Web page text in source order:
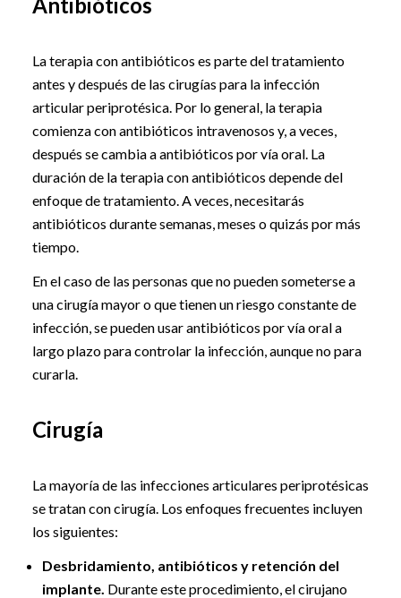
La terapia con antibióticos es parte del tratamiento
antes y después de las cirugías para la infección
articular periprotésica. Por lo general, la terapia
comienza con antibióticos intravenosos y, a veces,
después se cambia a antibióticos por vía oral. La
duración de la terapia con antibióticos depende del
enfoque de tratamiento. A veces, necesitarás
antibióticos durante semanas, meses o quizás por más
tiempo.
En el caso de las personas que no pueden someterse a
una cirugía mayor o que tienen un riesgo constante de
infección, se pueden usar antibióticos por vía oral a
largo plazo para controlar la infección, aunque no para
curarla.
Cirugía
La mayoría de las infecciones articulares periprotésicas
se tratan con cirugía. Los enfoques frecuentes incluyen
los siguientes:
Desbridamiento, antibióticos y retención del
implante. Durante este procedimiento, el cirujano